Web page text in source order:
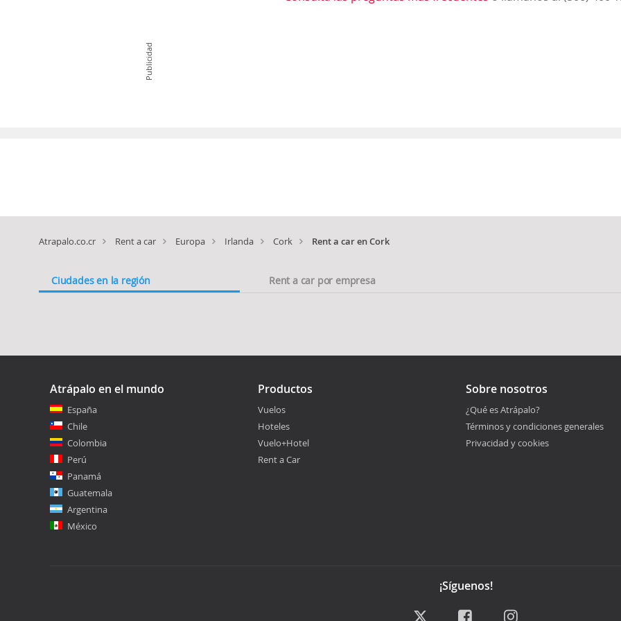
Publicidad
Atrapalo.co.cr Rent a car Europa Irlanda Cork Rent a car en Cork
Ciudades en la región Rent a car por empresa
Atrápalo en el mundo
España
Chile
Colombia
Perú
Panamá
Guatemala
Argentina
México
Productos
Vuelos
Hoteles
Vuelo+Hotel
Rent a Car
Sobre nosotros
¿Qué es Atrápalo?
Términos y condiciones generales
Privacidad y cookies
¡Síguenos!